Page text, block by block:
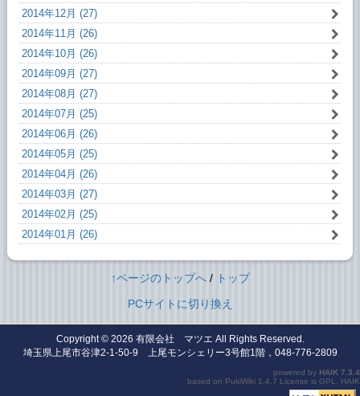
2014年12月 (27)
2014年11月 (26)
2014年10月 (26)
2014年09月 (27)
2014年08月 (27)
2014年07月 (25)
2014年06月 (26)
2014年05月 (25)
2014年04月 (26)
2014年03月 (27)
2014年02月 (25)
2014年01月 (26)
↑ページのトップへ/ トップ
PCサイトに切り換え
Copyright © 2026 有限会社 マツエ All Rights Reserved.
埼玉県上尾市谷津2-1-50-9 上尾モンシェリー3号館1階，048-776-2809
powered by HAIK 7.3.4
based on PukiWiki 1.4.7 License is GPL HAIK